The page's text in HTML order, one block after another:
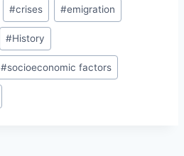
#crises #emigration
#History
#socioeconomic factors